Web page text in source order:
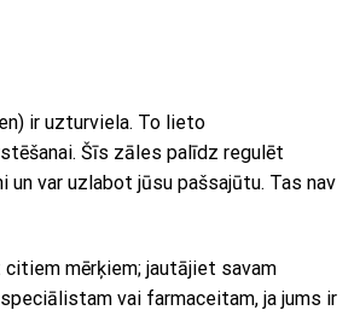
ir uzturviela. To lieto
Šīs zāles palīdz regulēt
un var uzlabot jūsu pašsajūtu. Tas nav
mērķiem; jautājiet savam
vai farmaceitam, ja jums ir